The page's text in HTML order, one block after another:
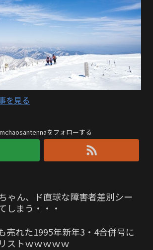
を見る
をフォローする
ゃん、ド直球な障害者差別シー
しまう・・・
売れた1995年新年3・4合併号に
ストｗｗｗｗｗ